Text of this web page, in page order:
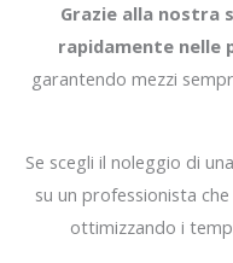
Grazie alla nostra
rapidamente nelle
garantendo mezzi
Se scegli il noleggio di
su un professionista
ottimizzando i